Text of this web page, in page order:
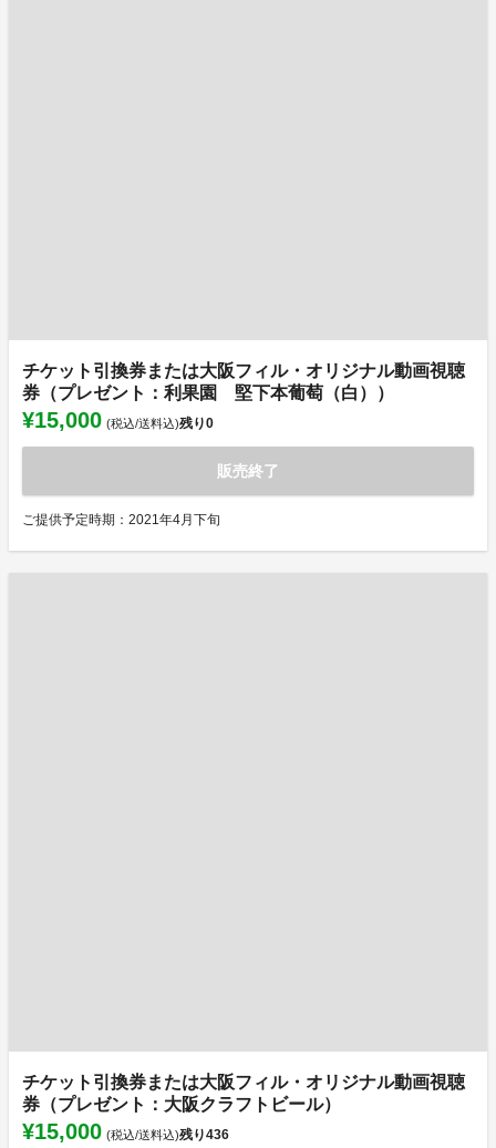
チケット引換券または大阪フィル・オリジナル動画視聴
券（プレゼント：利果園 堅下本葡萄（白））
¥15,000 (税込/送料込)残り0
販売終了
ご提供予定時期：2021年4月下旬
チケット引換券または大阪フィル・オリジナル動画視聴
券（プレゼント：大阪クラフトビール）
¥15,000 (税込/送料込)残り436